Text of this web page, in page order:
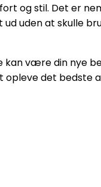
og stil. Det er
ud uden at skulle
være din nye
opleve det bedste